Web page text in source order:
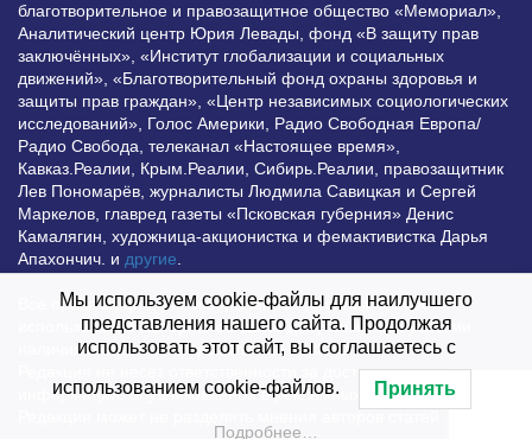
благотворительное и правозащитное общество «Мемориал»,
Аналитический центр Юрия Левады, фонд «В защиту прав
заключённых», «Институт глобализации и социальных
движений», «Благотворительный фонд охраны здоровья и
защиты прав граждан», «Центр независимых социологических
исследований», Голос Америки, Радио Свободная Европа/
Радио Свобода, телеканал «Настоящее время»,
Кавказ.Реалии, Крым.Реалии, Сибирь.Реалии, правозащитник
Лев Пономарёв, журналисты Людмила Савицкая и Сергей
Маркелов, главред газеты «Псковская губерния» Денис
Камалягин, художница-акционистка и фемактивистка Дарья
Апахончич. и другие.
Все права защищены и охраняются законом. Любое
использование материалов сайта допустимо при условии
наличия активной гиперссылки на Vesti.UZ.
Редакция не несет ответственности за достоверность
информации, опубликованной в рекламных объявлениях.
Мы используем cookie-файлы для наилучшего
представления нашего сайта. Продолжая
использовать этот сайт, вы соглашаетесь с
использованием cookie-файлов. Принять
Подробнее…